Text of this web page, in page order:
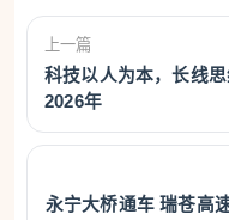
转折被渲染得淋漓尽
寻夫之路时，如泣如
融，营造出“此时无声
“我们用瓯剧几乎失
诚致敬。”作曲蔡南
上一篇
科技以人为本，长线
2026年
永宁大桥通车 瑞苍高